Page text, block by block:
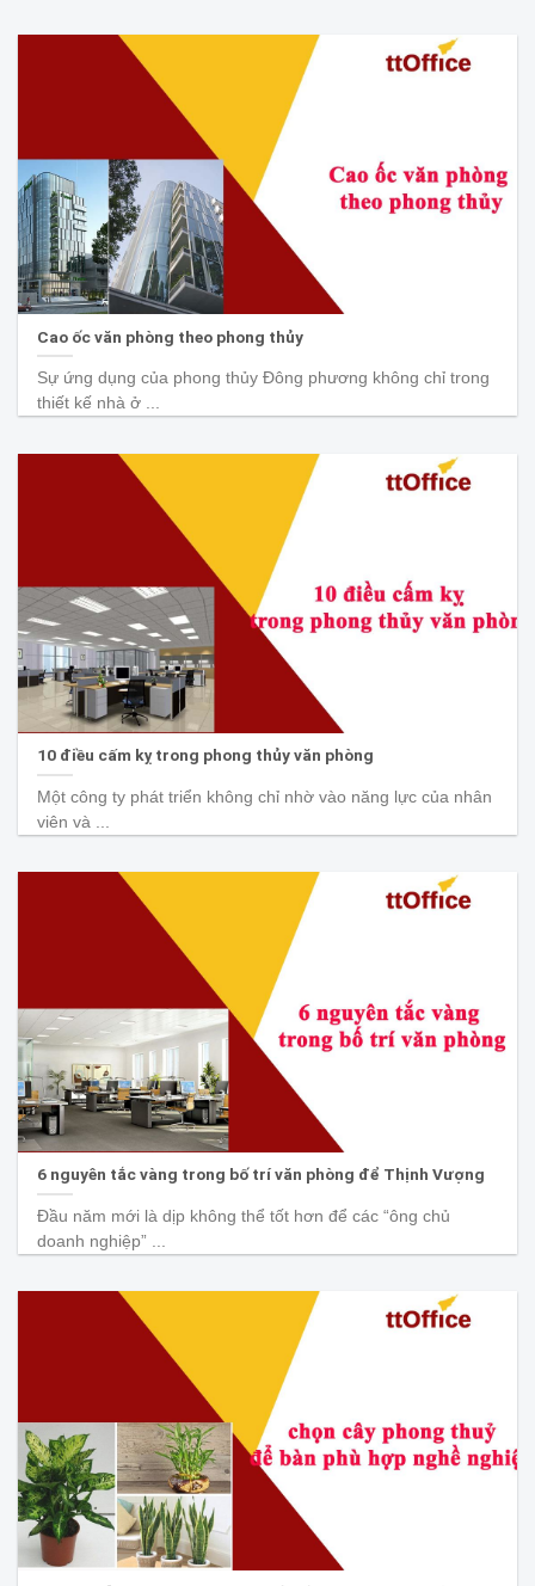
Cao ốc văn phòng theo phong thủy
Sự ứng dụng của phong thủy Đông phương không chỉ trong
thiết kế nhà ở ...
10 điều cấm kỵ trong phong thủy văn phòng
Một công ty phát triển không chỉ nhờ vào năng lực của nhân
viên và ...
6 nguyên tắc vàng trong bố trí văn phòng để Thịnh Vượng
Đầu năm mới là dịp không thể tốt hơn để các “ông chủ
doanh nghiệp” ...